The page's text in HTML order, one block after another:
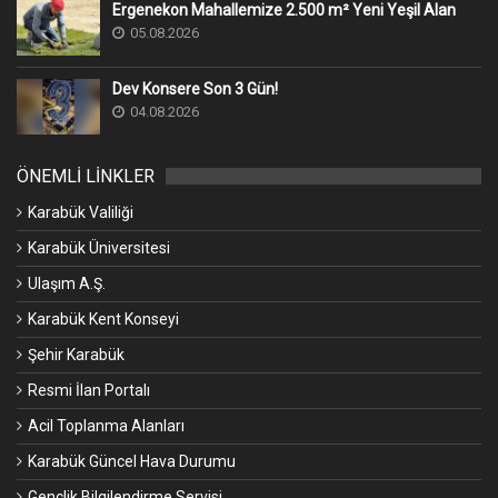
Ergenekon Mahallemize 2.500 m² Yeni Yeşil Alan
05.08.2026
Dev Konsere Son 3️ Gün!
04.08.2026
ÖNEMLİ LİNKLER
Karabük Valiliği
Karabük Üniversitesi
Ulaşım A.Ş.
Karabük Kent Konseyi
Şehir Karabük
Resmi İlan Portalı
Acil Toplanma Alanları
Karabük Güncel Hava Durumu